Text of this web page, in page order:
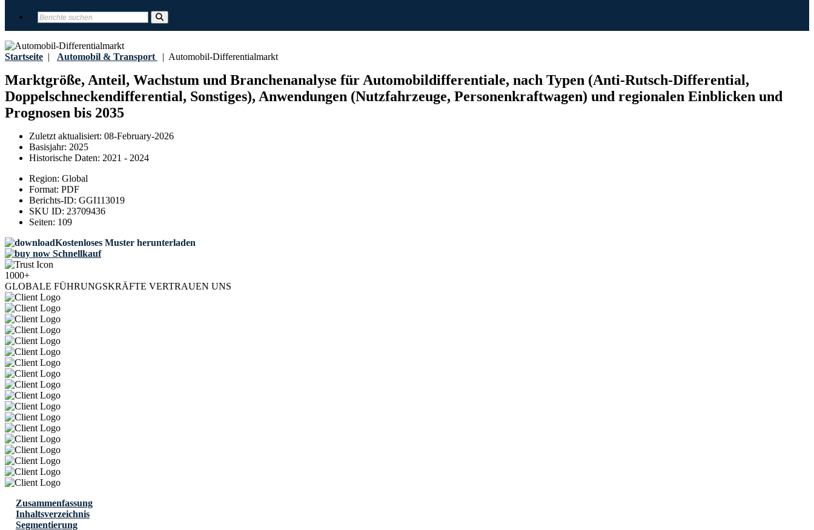
Startseite | Automobil & Transport | Automobil-Differentialmarkt
Marktgröße, Anteil, Wachstum und Branchenanalyse für Automobildifferentiale, nach Typen (Anti-Rutsch-Differential,
Doppelschneckendifferential, Sonstiges), Anwendungen (Nutzfahrzeuge, Personenkraftwagen) und regionalen Einblicken und
Prognosen bis 2035
Zuletzt aktualisiert: 08-February-2026
Basisjahr: 2025
Historische Daten: 2021 - 2024
Region: Global
Format: PDF
Berichts-ID: GGI113019
SKU ID: 23709436
Seiten: 109
Kostenloses Muster herunterladen
Schnellkauf
1000+
GLOBALE FÜHRUNGSKRÄFTE VERTRAUEN UNS
Zusammenfassung
Inhaltsverzeichnis
Segmentierung